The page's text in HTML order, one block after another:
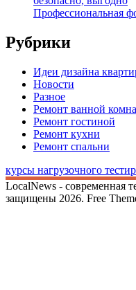
Профессиональная
Рубрики
Идеи дизайна
Новости
Разное
Ремонт ванной
Ремонт гостиной
Ремонт кухни
Ремонт спальни
курсы нагрузочного
LocalNews - современная
защищены 2026. Free